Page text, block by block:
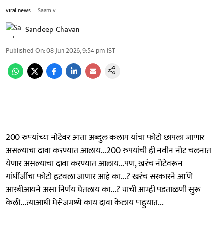
viral news Saam v
Sandeep Chavan
Published On:08 Jun 2026, 9:54 pm IST
200 रुपयांच्या नोटेवर आता अब्दुल कलाम यांचा फोटो छापला जाणार
असल्याचा दावा करण्यात आलाय...200 रुपयांची ही नवीन नोट चलनात
येणार असल्याचा दावा करण्यात आलाय...पण, खरंच नोटेवरून
गांधींजींचा फोटो हटवला जाणार आहे का...? खरंच सरकारने आणि
आरबीआयने असा निर्णय घेतलाय का...? याची आम्ही पडताळणी सुरू
केली...त्याआधी मेसेजमध्ये काय दावा केलाय पाहुयात...